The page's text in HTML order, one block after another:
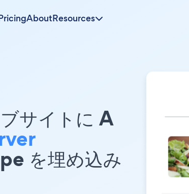
AboutResources
サイトに A
を埋め込み